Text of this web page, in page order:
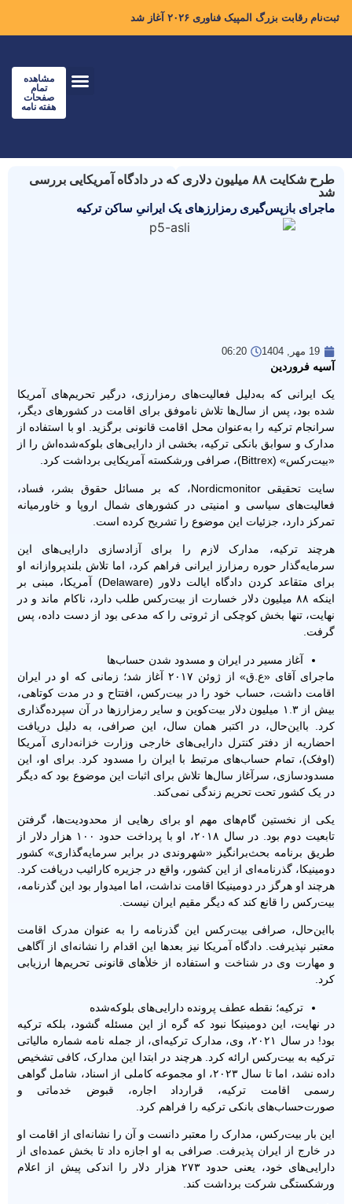
ثبت‌نام رقابت بزرگ المپیک فناوری ۲۰۲۶ آغاز شد
مشاهده
تمام
صفحات
هفته نامه
طرح شکایت ۸۸ میلیون دلاری که در دادگاه آمریکایی بررسی
شد
ماجرای بازپس‌گیری رمزارزهای یک ایرانیِ ساکن ترکیه
19 مهر, 1404 06:20
آسیه فروردین
یک ایرانی که به‌دلیل فعالیت‌های رمزارزی، درگیر تحریم‌های آمریکا
شده بود، پس از سال‌ها تلاش ناموفق برای اقامت در کشورهای دیگر،
سرانجام ترکیه را به‌عنوان محل اقامت قانونی برگزید. او با استفاده از
مدارک و سوابق بانکی ترکیه، بخشی از دارایی‌های بلوکه‌شده‌اش را از
«بیت‌رکس» (Bittrex)، صرافی ورشکسته آمریکایی برداشت کرد.
‌سایت تحقیقی Nordicmonitor، که بر مسائل حقوق بشر، فساد،
فعالیت‌های سیاسی و امنیتی در کشورهای شمال اروپا و خاورمیانه
تمرکز دارد، جزئیات این موضوع را تشریح کرده است.
هرچند ترکیه، مدارک لازم را برای آزادسازی دارایی‌های این
سرمایه‌گذار حوره رمزارز ایرانی فراهم کرد، اما تلاش بلندپروازانه او
برای متقاعد کردن دادگاه ایالت دلاور (Delaware) آمریکا، مبنی بر
اینکه ۸۸ میلیون دلار خسارت از بیت‌رکس طلب دارد، ناکام ماند و در
نهایت، تنها بخش کوچکی از ثروتی را که مدعی بود از دست داده، پس
گرفت.
آغاز مسیر در ایران و مسدود شدن حساب‌ها
ماجرای آقای «ع.ق» از ژوئن ۲۰۱۷ آغاز شد؛ زمانی که او در ایران
اقامت داشت، حساب خود را در بیت‌رکس، افتتاح و در مدت کوتاهی،
بیش از ۱.۳ میلیون دلار بیت‌کوین و سایر رمزارزها در آن سپرده‌گذاری
کرد. بااین‌حال، در اکتبر همان سال، این صرافی، به دلیل دریافت
احضاریه از دفتر کنترل دارایی‌های خارجی وزارت خزانه‌داری آمریکا
(اوفک)، تمام حساب‌های مرتبط با ایران را مسدود کرد. برای او، این
مسدودسازی، سرآغاز سال‌ها تلاش برای اثبات این موضوع بود که دیگر
در یک کشور تحت تحریم زندگی نمی‌کند.
یکی از نخستین گام‌های مهم او برای رهایی از محدودیت‌ها، گرفتن
تابعیت دوم بود. در سال ۲۰۱۸، او با پرداخت حدود ۱۰۰ هزار دلار از
طریق برنامه بحث‌برانگیز «شهروندی در برابر سرمایه‌گذاری» کشور
دومینیکا، گذرنامه‌ای از این کشور، واقع در جزیره کارائیب دریافت کرد.
هرچند او هرگز در دومینیکا اقامت نداشت، اما امیدوار بود این گذرنامه،
بیت‌رکس را قانع کند که دیگر مقیم ایران نیست.
بااین‌حال، صرافی بیت‌رکس این گذرنامه را به عنوان مدرک اقامت
معتبر نپذیرفت. دادگاه آمریکا نیز بعدها این اقدام را نشانه‌ای از آگاهی
و مهارت وی در شناخت و استفاده از خلأهای قانونی تحریم‌ها ارزیابی
کرد.
ترکیه؛ نقطه عطف پرونده دارایی‌های بلوکه‌شده
در نهایت، این دومینیکا نبود که گره از این مسئله گشود، بلکه ترکیه
بود! در سال ۲۰۲۱، وی، مدارک ترکیه‌ای، از جمله نامه شماره مالیاتی
ترکیه به بیت‌رکس ارائه کرد. هرچند در ابتدا این مدارک، کافی تشخیص
داده نشد، اما تا سال ۲۰۲۳، او مجموعه کاملی از اسناد، شامل گواهی
رسمی اقامت ترکیه، قرارداد اجاره، قبوض خدماتی و
صورت‌حساب‌های بانکی ترکیه را فراهم کرد.
این بار بیت‌رکس، مدارک را معتبر دانست و آن را نشانه‌ای از اقامت او
در خارج از ایران پذیرفت. صرافی به او اجازه داد تا بخش عمده‌ای از
دارایی‌های خود، یعنی حدود ۲۷۳ هزار دلار را اندکی پیش از اعلام
ورشکستگی شرکت برداشت کند.